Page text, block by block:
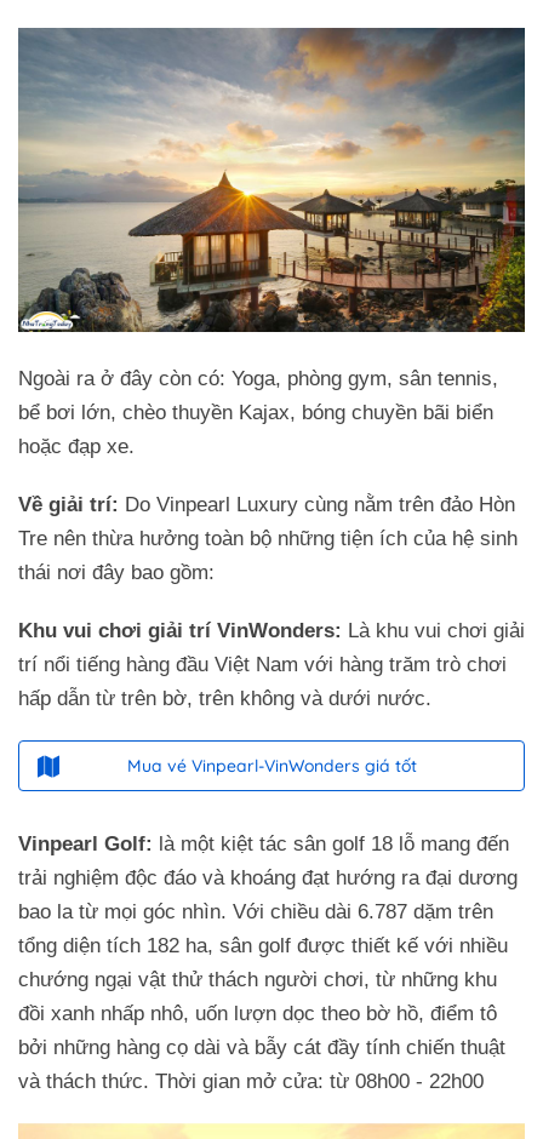
Ngoài ra ở đây còn có: Yoga, phòng gym, sân tennis,
bể bơi lớn, chèo thuyền Kajax, bóng chuyền bãi biển
hoặc đạp xe.
Về giải trí: Do Vinpearl Luxury cùng nằm trên đảo Hòn
Tre nên thừa hưởng toàn bộ những tiện ích của hệ sinh
thái nơi đây bao gồm:
Khu vui chơi giải trí VinWonders: Là khu vui chơi giải
trí nổi tiếng hàng đầu Việt Nam với hàng trăm trò chơi
hấp dẫn từ trên bờ, trên không và dưới nước.
Mua vé Vinpearl-VinWonders giá tốt
Vinpearl Golf: là một kiệt tác sân golf 18 lỗ mang đến
trải nghiệm độc đáo và khoáng đạt hướng ra đại dương
bao la từ mọi góc nhìn. Với chiều dài 6.787 dặm trên
tổng diện tích 182 ha, sân golf được thiết kế với nhiều
chướng ngại vật thử thách người chơi, từ những khu
đồi xanh nhấp nhô, uốn lượn dọc theo bờ hồ, điểm tô
bởi những hàng cọ dài và bẫy cát đầy tính chiến thuật
và thách thức. Thời gian mở cửa: từ 08h00 - 22h00